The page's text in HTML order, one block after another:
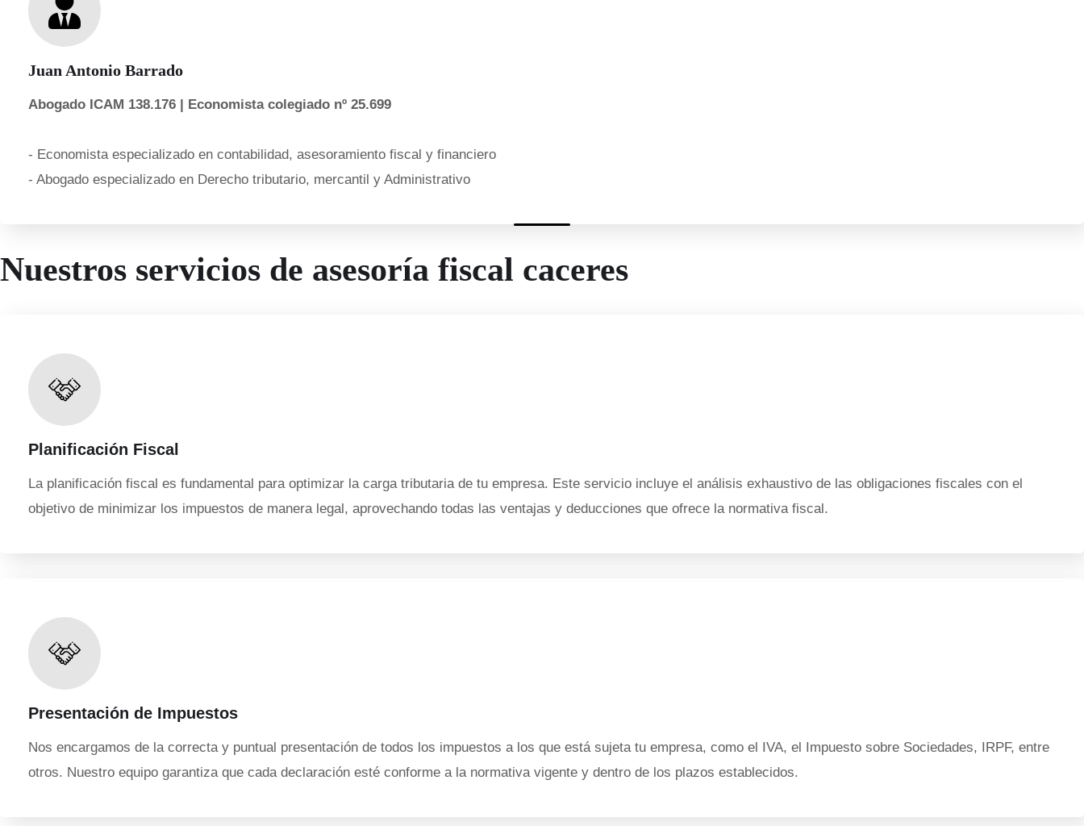
Juan Antonio Barrado
Abogado ICAM 138.176 | Economista colegiado nº 25.699
- Economista especializado en contabilidad, asesoramiento fiscal y financiero
- Abogado especializado en Derecho tributario, mercantil y Administrativo
Nuestros servicios de asesoría fiscal caceres
Planificación Fiscal
La planificación fiscal es fundamental para optimizar la carga tributaria de tu empresa. Este servicio incluye el análisis exhaustivo de las obligaciones fiscales con el
objetivo de minimizar los impuestos de manera legal, aprovechando todas las ventajas y deducciones que ofrece la normativa fiscal.
Presentación de Impuestos
Nos encargamos de la correcta y puntual presentación de todos los impuestos a los que está sujeta tu empresa, como el IVA, el Impuesto sobre Sociedades, IRPF, entre
otros. Nuestro equipo garantiza que cada declaración esté conforme a la normativa vigente y dentro de los plazos establecidos.